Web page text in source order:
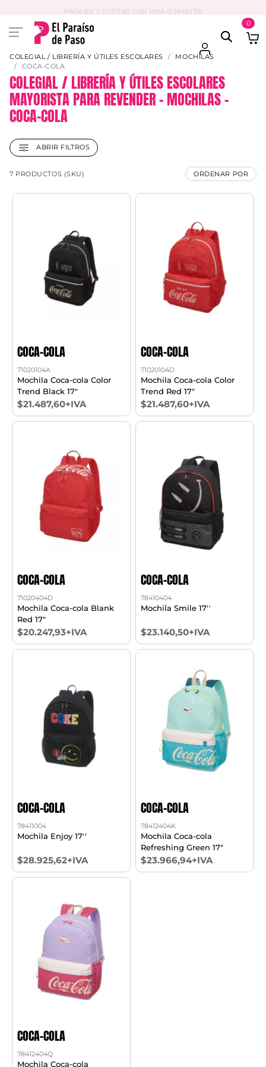
0
COLEGIAL / LIBRERÍA Y ÚTILES ESCOLARES
MOCHILAS
COCA-COLA
COLEGIAL / LIBRERÍA Y ÚTILES ESCOLARES
MAYORISTA PARA REVENDER – MOCHILAS –
COCA-COLA
ABRIR FILTROS
7 PRODUCTOS (SKU) ORDENAR POR
COCA-COLA
71020104A
Mochila Coca-cola Color
Trend Black 17"
$21.487,60+IVA
COCA-COLA
71020104D
Mochila Coca-cola Color
Trend Red 17"
$21.487,60+IVA
COCA-COLA
71020404D
Mochila Coca-cola Blank
Red 17"
$20.247,93+IVA
COCA-COLA
78410404
Mochila Smile 17''
$23.140,50+IVA
COCA-COLA
78411004
Mochila Enjoy 17''
$28.925,62+IVA
COCA-COLA
78412404K
Mochila Coca-cola
Refreshing Green 17"
$23.966,94+IVA
COCA-COLA
78412404Q
Mochila Coca-cola